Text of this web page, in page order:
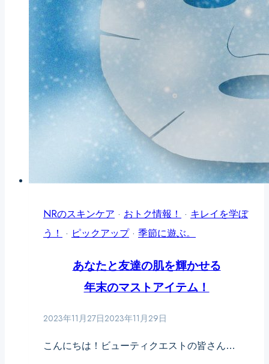
と
マ
ス
ク」
ク
が
教
え
チ
ュ
レ
カ
バ
ー
密。
NRのスキンケア · おトク情報！ · キレイを学ぼ
う！ · ピックアップ· 季節に遊ぶ。
あなたと友達の肌を輝かせる
年末のマストアイテム！
2023年11月27日2023年11月29日
こんにちは！ビューティクエストの皆さん…